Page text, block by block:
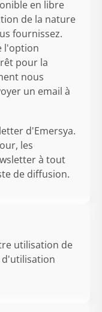
en libre
de la nature
fournissez.
l'option
pour la
nous
un email à
d'Emersya.
les
à tout
de diffusion.
utilisation de
d'utilisation